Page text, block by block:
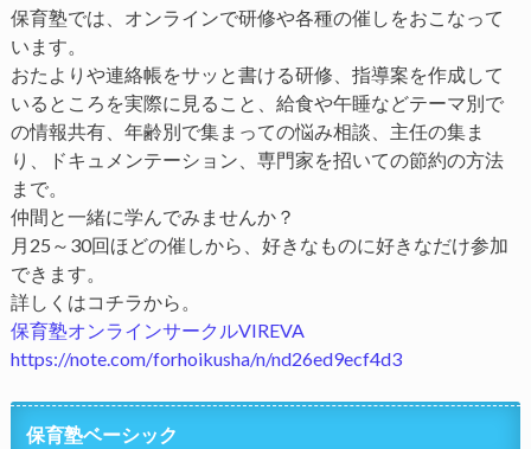
保育塾では、オンラインで研修や各種の催しをおこなって
います。
おたよりや連絡帳をサッと書ける研修、指導案を作成して
いるところを実際に見ること、給食や午睡などテーマ別で
の情報共有、年齢別で集まっての悩み相談、主任の集ま
り、ドキュメンテーション、専門家を招いての節約の方法
まで。
仲間と一緒に学んでみませんか？
月25～30回ほどの催しから、好きなものに好きなだけ参加
できます。
詳しくはコチラから。
保育塾オンラインサークルVIREVA
https://note.com/forhoikusha/n/nd26ed9ecf4d3
保育塾ベーシック